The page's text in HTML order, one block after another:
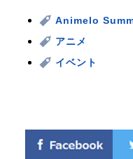
Animelo
アニメ
イベント